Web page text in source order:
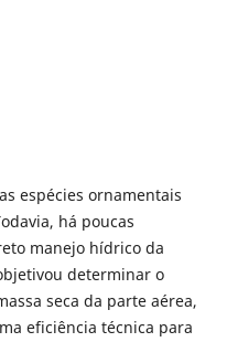
espécies ornamentais
há poucas
manejo hídrico da
determinar o
seca da parte aérea,
eficiência técnica para